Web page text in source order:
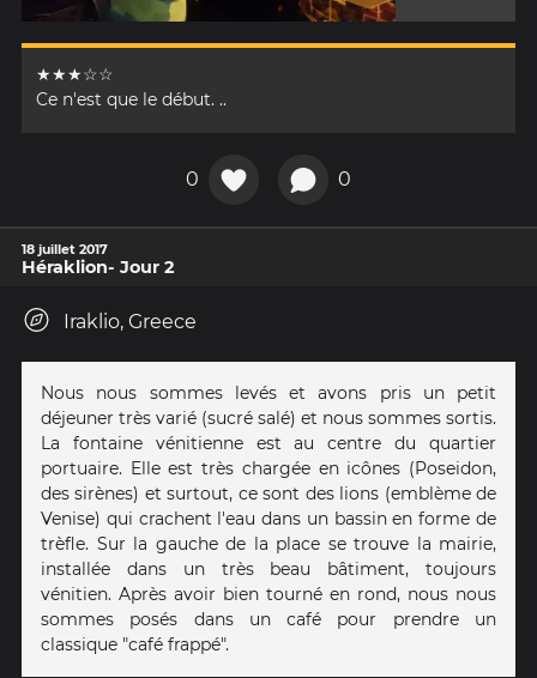
★★★☆☆
Ce n'est que le début. ..
0 0
18 juillet 2017
Héraklion- Jour 2
Iraklio, Greece
Nous nous sommes levés et avons pris un petit
déjeuner très varié (sucré salé) et nous sommes sortis.
La fontaine vénitienne est au centre du quartier
portuaire. Elle est très chargée en icônes (Poseidon,
des sirènes) et surtout, ce sont des lions (emblème de
Venise) qui crachent l'eau dans un bassin en forme de
trèfle. Sur la gauche de la place se trouve la mairie,
installée dans un très beau bâtiment, toujours
vénitien. Après avoir bien tourné en rond, nous nous
sommes posés dans un café pour prendre un
classique "café frappé".